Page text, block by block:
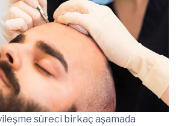
süreci birkaç aşamada